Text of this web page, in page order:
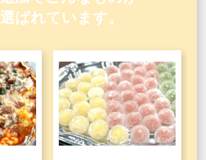
選ばれています。